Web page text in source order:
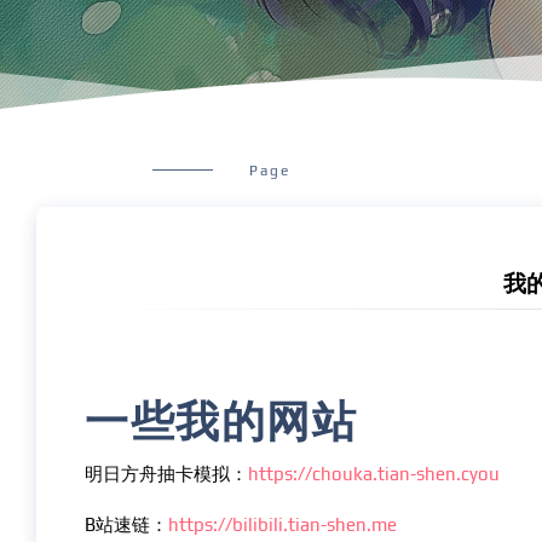
Page
我
一些我的网站
明日方舟抽卡模拟： https://chouka.tian-shen.cyou
B站速链： https://bilibili.tian-shen.me